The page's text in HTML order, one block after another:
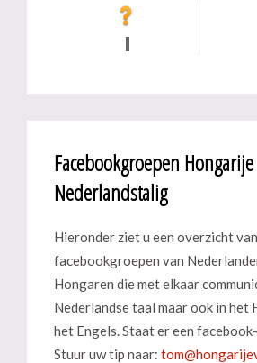
Facebookgroepen Hongarije
Nederlandstalig
Hieronder ziet u een overzicht
facebookgroepen van
Hongaren die met elkaar
Nederlandse taal maar ook in het
het Engels. Staat er een
Stuur uw tip naar: